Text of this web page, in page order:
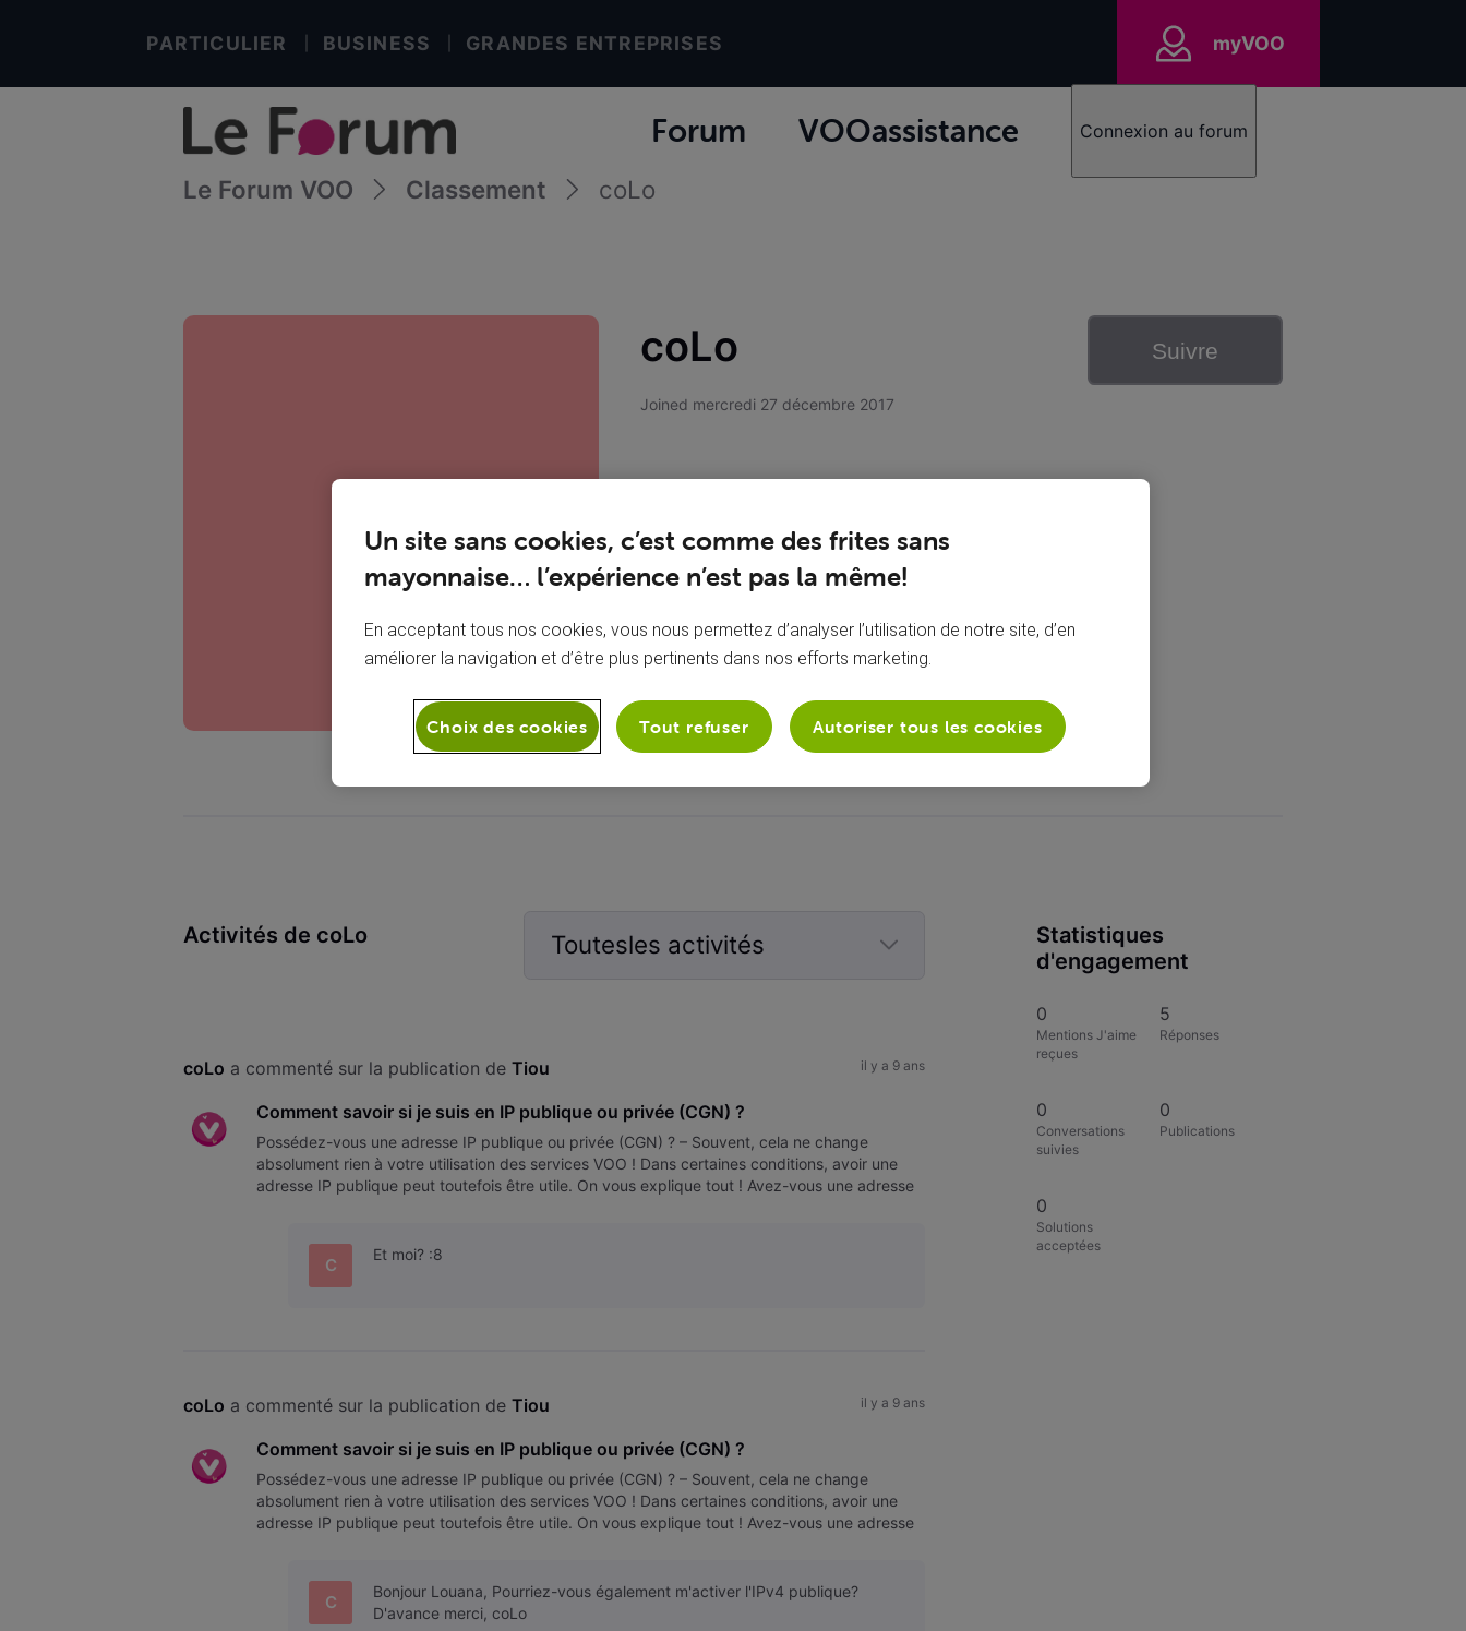
PARTICULIER BUSINESS GRANDES ENTREPRISES myVOO
Forum VOOassistance Connexion au forum
Le Forum VOO Classement coLo
C
coLo
Joined mercredi 27 décembre 2017
Suivre
Aucune bio ajoutée
Activités de coLo
Toutesles activités
coLo a commenté sur la publication de Tiou il y a 9 ans
Comment savoir si je suis en IP publique ou privée (CGN) ?
Possédez-vous une adresse IP publique ou privée (CGN) ? – Souvent, cela ne change
absolument rien à votre utilisation des services VOO ! Dans certaines conditions, avoir une
adresse IP publique peut toutefois être utile. On vous explique tout ! Avez-vous une adresse
C
Et moi? :8
coLo a commenté sur la publication de Tiou il y a 9 ans
Comment savoir si je suis en IP publique ou privée (CGN) ?
Possédez-vous une adresse IP publique ou privée (CGN) ? – Souvent, cela ne change
absolument rien à votre utilisation des services VOO ! Dans certaines conditions, avoir une
adresse IP publique peut toutefois être utile. On vous explique tout ! Avez-vous une adresse
C
Bonjour Louana, Pourriez-vous également m'activer l'IPv4 publique?
D'avance merci, coLo
Statistiques
d'engagement
0
Mentions J'aime
reçues
5
Réponses
0
Conversations
suivies
0
Publications
0
Solutions
acceptées
Un site sans cookies, c’est comme des frites sans
mayonnaise… l’expérience n’est pas la même!
En acceptant tous nos cookies, vous nous permettez d’analyser l’utilisation de notre site, d’en
améliorer la navigation et d’être plus pertinents dans nos efforts marketing.
Tout refuser Autoriser tous les cookies
Choix des cookies